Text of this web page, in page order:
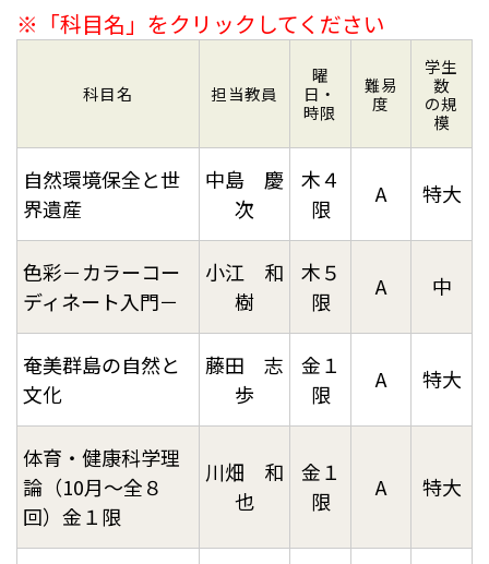
※「科目名」をクリックしてください
科目名 担当教員
曜
日・
時限
難易
度
学生
数
の規
模
自然環境保全と世
界遺産
中島 慶
次
木４
限
A 特大
色彩－カラーコー
ディネート入門－
小江 和
樹
木５
限
A 中
奄美群島の自然と
文化
藤田 志
歩
金１
限
A 特大
体育・健康科学理
論（10月～全８
回）金１限
川畑 和
也
金１
限
A 特大